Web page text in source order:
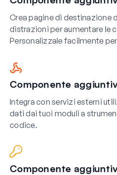
Crea pagine di destinazione
distrazioni per aumentare le
Personalizzale facilmente
Componente
Integra con servizi esterni
dati dai tuoi moduli a
codice.
Componente